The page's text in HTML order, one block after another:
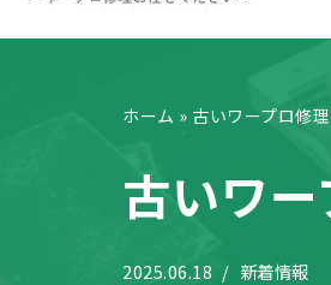
ン
ホーム » 古いワープロ修
古いワ
2025.06.18 新着情報